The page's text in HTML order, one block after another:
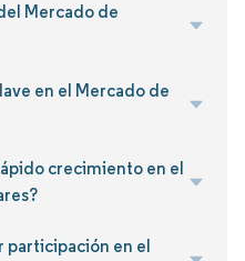
Mercado de
en el Mercado de
crecimiento en el
en el